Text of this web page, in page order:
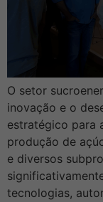
O setor
inovação e o
estratégico para
produção de
e diversos
tecnologias,